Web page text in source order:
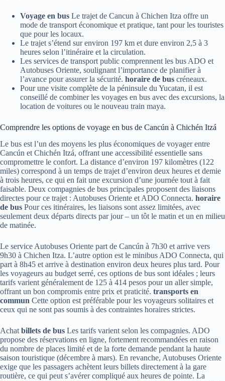
Voyage en bus Le trajet de Cancun à Chichen Itza offre un
mode de transport économique et pratique, tant pour les touristes
que pour les locaux.
Le trajet s’étend sur environ 197 km et dure environ 2,5 à 3
heures selon l’itinéraire et la circulation.
Les services de transport public comprennent les bus ADO et
Autobuses Oriente, soulignant l’importance de planifier à
l’avance pour assurer la sécurité. horaire de bus créneaux.
Pour une visite complète de la péninsule du Yucatan, il est
conseillé de combiner les voyages en bus avec des excursions, la
location de voitures ou le nouveau train maya.
Comprendre les options de voyage en bus de Cancún à Chichén Itzá
Le bus est l’un des moyens les plus économiques de voyager entre
Cancún et Chichén Itzá, offrant une accessibilité essentielle sans
compromettre le confort. La distance d’environ 197 kilomètres (122
miles) correspond à un temps de trajet d’environ deux heures et demie
à trois heures, ce qui en fait une excursion d’une journée tout à fait
faisable. Deux compagnies de bus principales proposent des liaisons
directes pour ce trajet : Autobuses Oriente et ADO Connecta. horaire
de bus Pour ces itinéraires, les liaisons sont assez limitées, avec
seulement deux départs directs par jour – un tôt le matin et un en milieu
de matinée.
Le service Autobuses Oriente part de Cancún à 7h30 et arrive vers
9h30 à Chichen Itza. L’autre option est le minibus ADO Connecta, qui
part à 8h45 et arrive à destination environ deux heures plus tard. Pour
les voyageurs au budget serré, ces options de bus sont idéales ; leurs
tarifs varient généralement de 125 à 414 pesos pour un aller simple,
offrant un bon compromis entre prix et praticité. transports en
commun Cette option est préférable pour les voyageurs solitaires et
ceux qui ne sont pas soumis à des contraintes horaires strictes.
Achat billets de bus Les tarifs varient selon les compagnies. ADO
propose des réservations en ligne, fortement recommandées en raison
du nombre de places limité et de la forte demande pendant la haute
saison touristique (décembre à mars). En revanche, Autobuses Oriente
exige que les passagers achètent leurs billets directement à la gare
routière, ce qui peut s’avérer compliqué aux heures de pointe. La